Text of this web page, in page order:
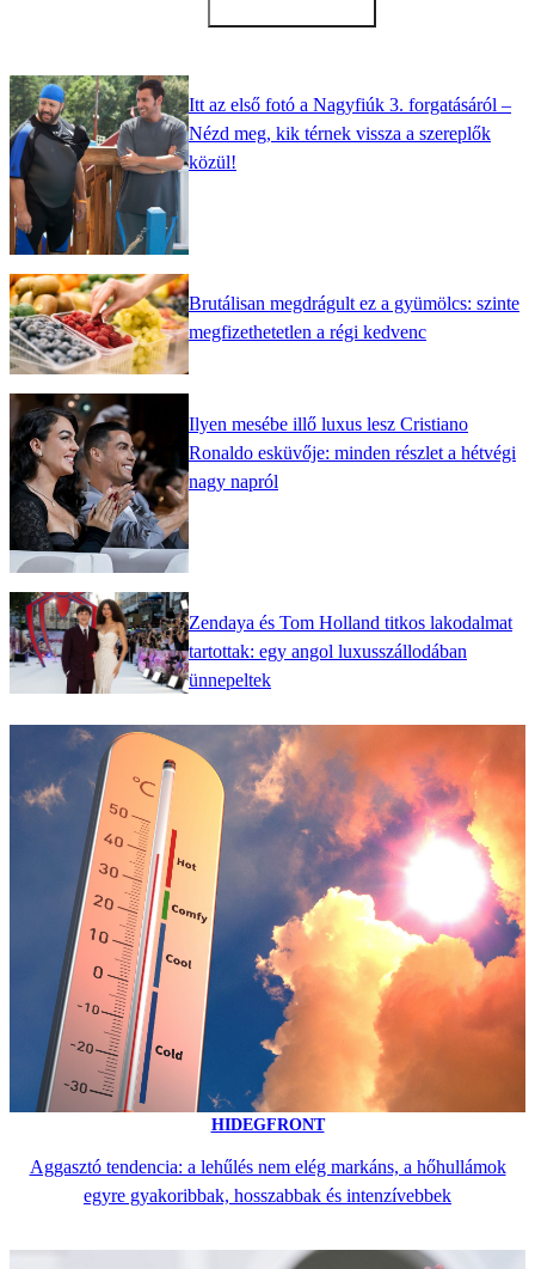
Itt az első fotó a Nagyfiúk 3. forgatásáról –
Nézd meg, kik térnek vissza a szereplők
közül!
Brutálisan megdrágult ez a gyümölcs: szinte
megfizethetetlen a régi kedvenc
Ilyen mesébe illő luxus lesz Cristiano
Ronaldo esküvője: minden részlet a hétvégi
nagy napról
Zendaya és Tom Holland titkos lakodalmat
tartottak: egy angol luxusszállodában
ünnepeltek
HIDEGFRONT
Aggasztó tendencia: a lehűlés nem elég markáns, a hőhullámok
egyre gyakoribbak, hosszabbak és intenzívebbek